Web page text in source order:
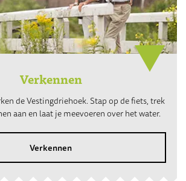
Verkennen
de Vestingdriehoek. Stap op de fiets, trek
aan en laat je meevoeren over het water.
Verkennen